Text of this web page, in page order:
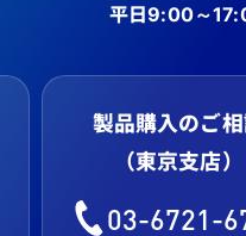
平日9:00～
製品購入のご
（東京支店）
03-6721-